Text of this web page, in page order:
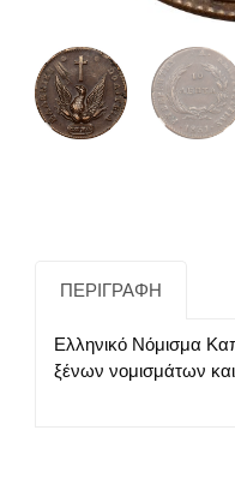
ΠΕΡΙΓΡΑΦΉ
Ελληνικό Νόμισμα
ξένων νομισμάτων